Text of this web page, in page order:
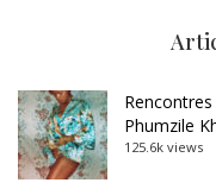
Phumzile
125.6k views